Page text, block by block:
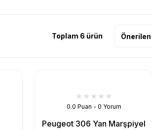
Toplam 6 ürün
0.0 Puan - 0 Yorum
Peugeot 306 Yan Marşpiyel